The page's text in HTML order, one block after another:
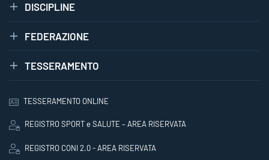
DISCIPLINE
FEDERAZIONE
TESSERAMENTO
TESSERAMENTO ONLINE
REGISTRO SPORT e SALUTE – AREA RISERVATA
REGISTRO CONI 2.0 - AREA RISERVATA